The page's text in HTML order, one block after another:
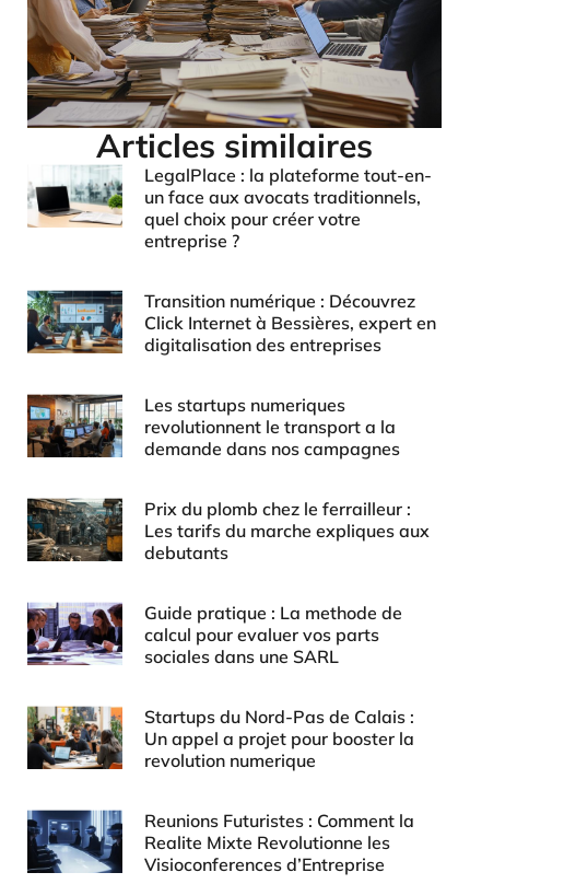
Articles similaires
LegalPlace : la plateforme tout-en-
un face aux avocats traditionnels,
quel choix pour créer votre
entreprise ?
Transition numérique : Découvrez
Click Internet à Bessières, expert en
digitalisation des entreprises
Les startups numeriques
revolutionnent le transport a la
demande dans nos campagnes
Prix du plomb chez le ferrailleur :
Les tarifs du marche expliques aux
debutants
Guide pratique : La methode de
calcul pour evaluer vos parts
sociales dans une SARL
Startups du Nord-Pas de Calais :
Un appel a projet pour booster la
revolution numerique
Reunions Futuristes : Comment la
Realite Mixte Revolutionne les
Visioconferences d’Entreprise